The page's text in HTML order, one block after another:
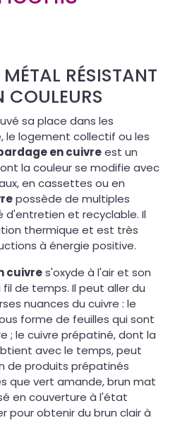
RÉSISTANT
COULEURS
sa place dans les
le logement collectif ou les
en cuivreest un
la couleur se modifie avec
en cassettes ou en
possède de multiples
et recyclable. Il
thermique et est très
à énergie positive.
cuivres'oxyde à l'air et son
de temps. Il peut aller du
nuances du cuivre : le
forme de feuilles qui sont
; le cuivre prépatiné, dont la
avec le temps, peut
de produits prépatinés
que vert amande, brun mat
en couverture à l'état
pour obtenir du brun clair à